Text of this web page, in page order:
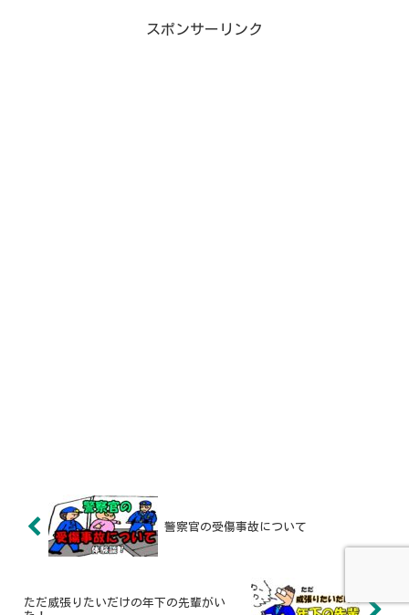
スポンサーリンク
警察官の受傷事故について
ただ威張りたいだけの年下の先輩がい